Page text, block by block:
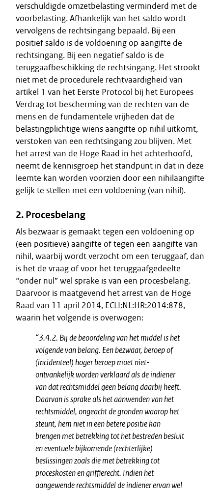
verschuldigde omzetbelasting verminderd met de
voorbelasting. Afhankelijk van het saldo wordt
vervolgens de rechtsingang bepaald. Bij een
positief saldo is de voldoening op aangifte de
rechtsingang. Bij een negatief saldo is de
teruggaafbeschikking de rechtsingang. Het strookt
niet met de procedurele rechtvaardigheid van
artikel 1 van het Eerste Protocol bij het Europees
Verdrag tot bescherming van de rechten van de
mens en de fundamentele vrijheden dat de
belastingplichtige wiens aangifte op nihil uitkomt,
verstoken van een rechtsingang zou blijven. Met
het arrest van de Hoge Raad in het achterhoofd,
neemt de kennisgroep het standpunt in dat in deze
leemte kan worden voorzien door een nihilaangifte
gelijk te stellen met een voldoening (van nihil).
2. Procesbelang
Als bezwaar is gemaakt tegen een voldoening op
(een positieve) aangifte of tegen een aangifte van
nihil, waarbij wordt verzocht om een teruggaaf, dan
is het de vraag of voor het teruggaafgedeelte
“onder nul” wel sprake is van een procesbelang.
Daarvoor is maatgevend het arrest van de Hoge
Raad van 11 april 2014, ECLI:NL:HR:2014:878,
waarin het volgende is overwogen:
“3.4.2. Bij de beoordeling van het middel is het
volgende van belang. Een bezwaar, beroep of
(incidenteel) hoger beroep moet niet-
ontvankelijk worden verklaard als de indiener
van dat rechtsmiddel geen belang daarbij heeft.
Daarvan is sprake als het aanwenden van het
rechtsmiddel, ongeacht de gronden waarop het
steunt, hem niet in een betere positie kan
brengen met betrekking tot het bestreden besluit
en eventuele bijkomende (rechterlijke)
beslissingen zoals die met betrekking tot
proceskosten en griffierecht. Indien het
aangewende rechtsmiddel de indiener ervan wel